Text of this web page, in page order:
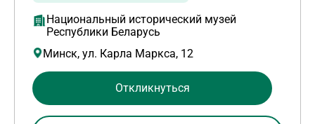
Национальный исторический музей
Республики Беларусь
Минск, ул. Карла Маркса, 12
Откликнуться